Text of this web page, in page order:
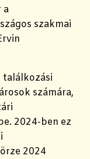
a
szakmai
találkozási
számára,
2024-ben ez
2024